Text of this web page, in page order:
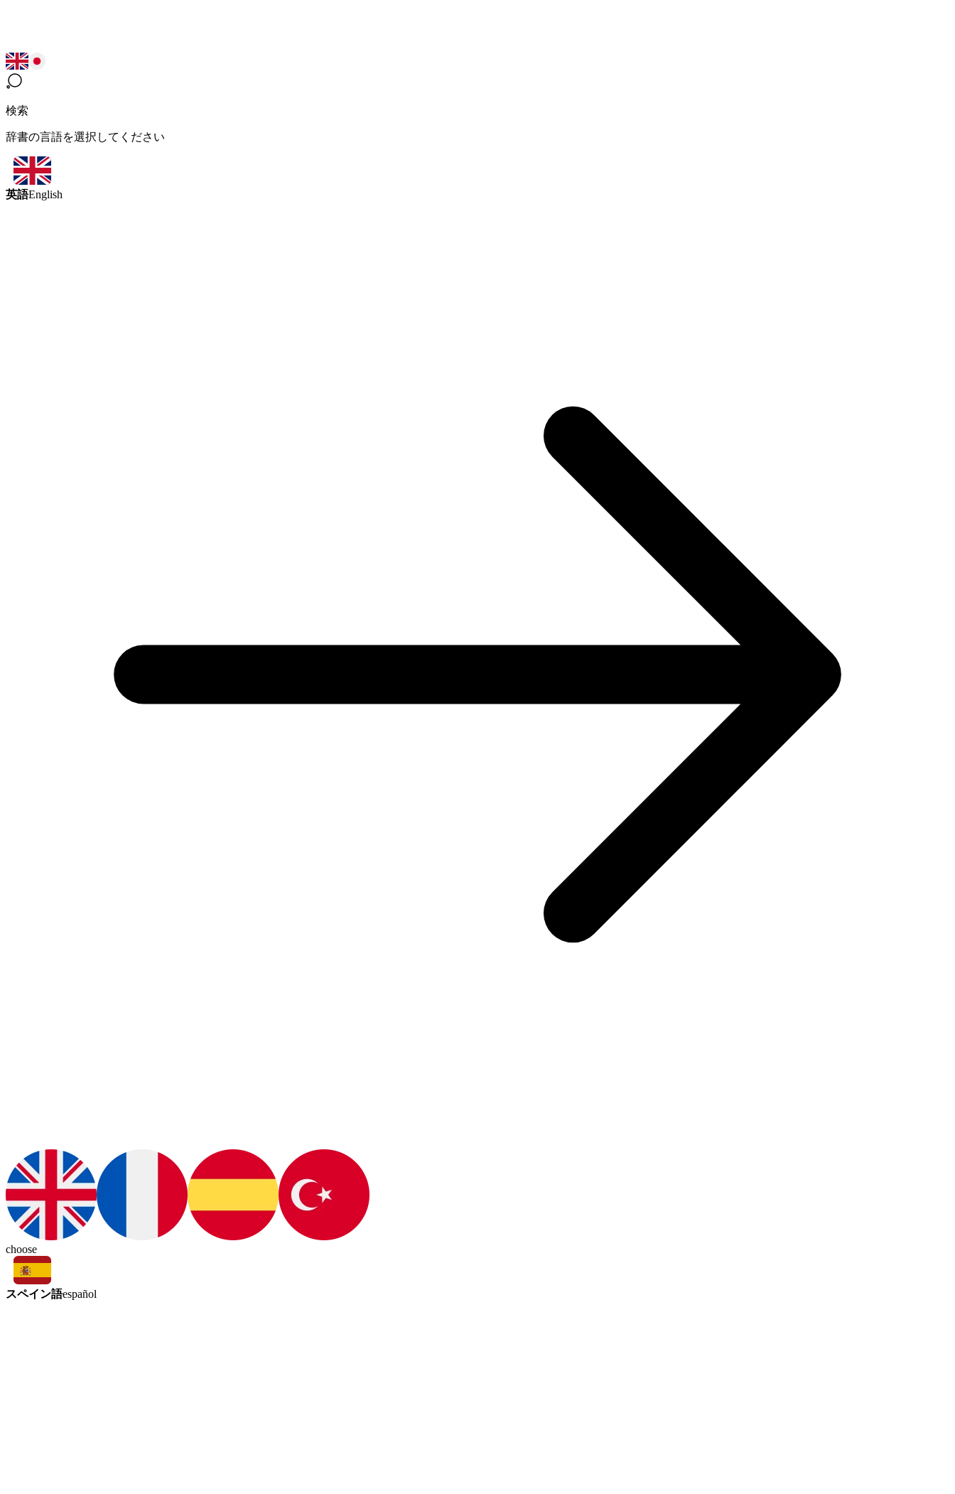
検索
辞書の言語を選択してください
英語English
choose
スペイン語español